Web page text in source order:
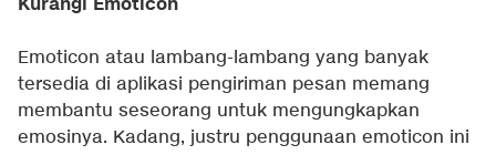
Emoticon atau lambang-lambang yang banyak
tersedia di aplikasi pengiriman pesan memang
membantu seseorang untuk mengungkapkan
emosinya. Kadang, justru penggunaan emoticon ini